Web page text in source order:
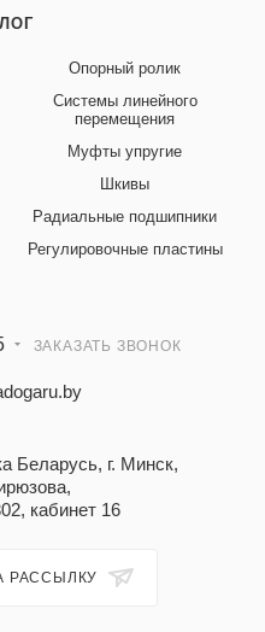
Опорный ролик
Системы линейного
перемещения
Муфты упругие
Шкивы
Радиальные подшипники
Регулировочные пластины
ЗАКАЗАТЬ ЗВОНОК
Беларусь, г. Минск,
кабинет 16
РАССЫЛКУ